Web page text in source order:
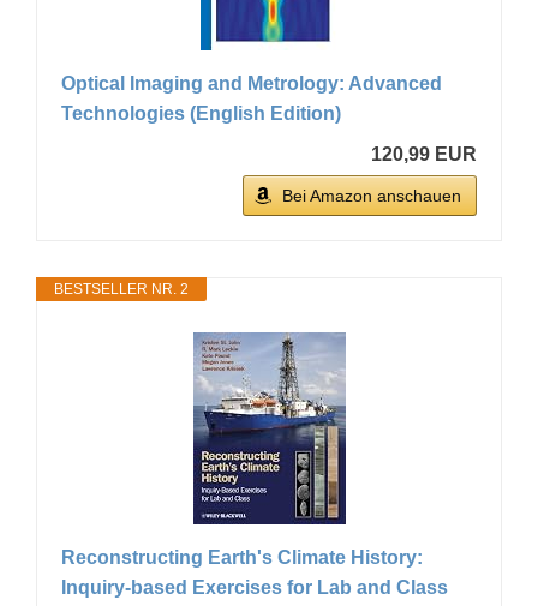
Optical Imaging and Metrology: Advanced
Technologies (English Edition)
120,99 EUR
Bei Amazon anschauen
BESTSELLER NR. 2
Reconstructing Earth's Climate History:
Inquiry-based Exercises for Lab and Class